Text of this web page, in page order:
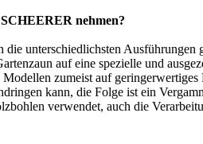
nehmen?
unterschiedlichsten
auf eine spezielle und
zumeist auf
kann, die Folge ist ein
verwendet, auch die